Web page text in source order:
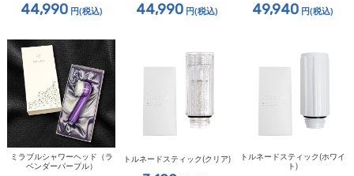
44,990円(税込) 44,990 円(税込) 49,940円(税込)
ミラブルシャワーヘッド（ラ
ベンダーパープル）
トルネードスティック(クリア)
トルネードスティック(ホワイ
ト)